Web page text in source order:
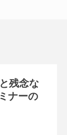
残念な
ナーの